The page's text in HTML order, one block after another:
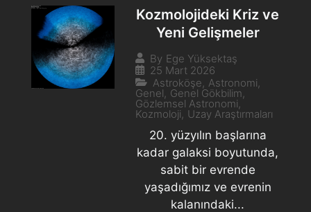
Kozmolojideki Kriz ve
Yeni Gelişmeler
By Ege Yüksektaş
25 Mart 2026
Astroköşe Astronomi
Genel Genel Gökbilim
Gözlemsel Astronomi
Kozmoloji Uzay Araştırmaları
20. yüzyılın başlarına
kadar galaksi boyutunda,
sabit bir evrende
yaşadığımız ve evrenin
kalanındaki...